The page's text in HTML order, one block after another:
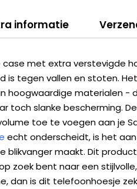
informatie
case met extra verstevigde
is tegen vallen en stoten. Het
hoogwaardige materialen -
toch slanke bescherming.
toe te voegen aan je
echt onderscheidt, is het
maakt. Dit
zoek bent naar een
dan is dit telefoonhoesje